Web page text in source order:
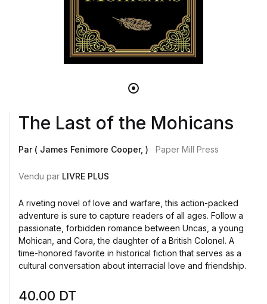
The Last of the Mohicans
Par ( James Fenimore Cooper, ) Paper Mill Press
Vendu par LIVRE PLUS
A riveting novel of love and warfare, this action-packed
adventure is sure to capture readers of all ages. Follow a
passionate, forbidden romance between Uncas, a young
Mohican, and Cora, the daughter of a British Colonel. A
time-honored favorite in historical fiction that serves as a
cultural conversation about interracial love and friendship.
40.00 DT